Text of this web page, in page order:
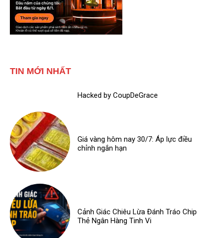
TIN MỚI NHẤT
Hacked by CoupDeGrace
Giá vàng hôm nay 30/7: Áp lực điều
chỉnh ngắn hạn
Cảnh Giác Chiêu Lừa Đánh Tráo Chip
Thẻ Ngân Hàng Tinh Vi